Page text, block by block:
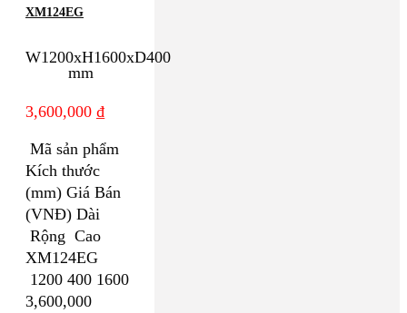
XM124EG
W1200xH1600xD400
mm
3,600,000 ₫
Mã sản phẩm
Kích thước
(mm) Giá Bán
(VNĐ) Dài
Rộng Cao
XM124EG
1200 400 1600
3,600,000